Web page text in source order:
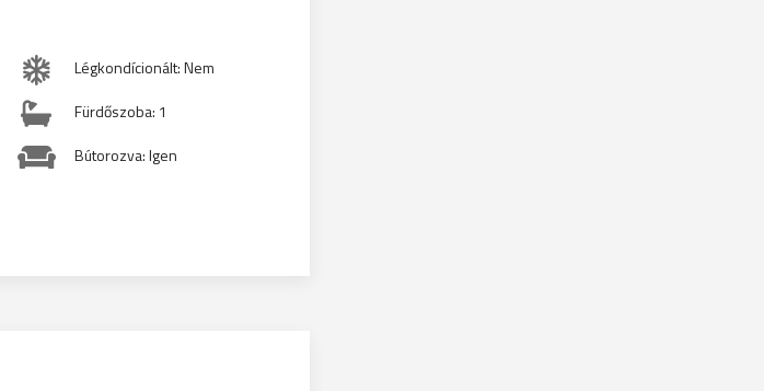
Légkondícionált: Nem
Fürdőszoba: 1
Bútorozva: Igen